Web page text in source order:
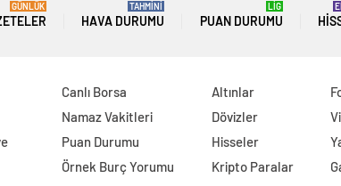
GÜNLÜK
HAVA DURUMU
TAHMİNİ
PUAN DURUMU
LİG
Canlı Borsa
Namaz Vakitleri
Puan Durumu
Örnek Burç Yorumu
Altınlar
Dövizler
Hisseler
Kripto Paralar